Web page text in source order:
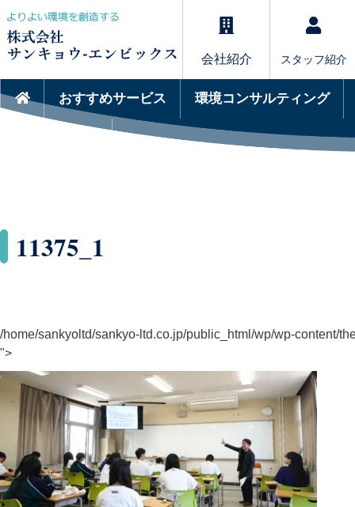
スタッフ紹介
会社紹介
おすすめサービス 環境コンサルティング
11375_1
/home/sankyoltd/sankyo-ltd.co.jp/public_html/wp/wp-content/
">